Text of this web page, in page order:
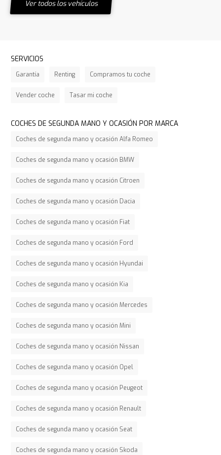
Ver todos los vehículos
SERVICIOS
Garantía Renting Compramos tu coche
Vender coche Tasar mi coche
COCHES DE SEGUNDA MANO Y OCASIÓN POR MARCA
Coches de segunda mano y ocasión Alfa Romeo
Coches de segunda mano y ocasión BMW
Coches de segunda mano y ocasión Citroen
Coches de segunda mano y ocasión Dacia
Coches de segunda mano y ocasión Fiat
Coches de segunda mano y ocasión Ford
Coches de segunda mano y ocasión Hyundai
Coches de segunda mano y ocasión Kia
Coches de segunda mano y ocasión Mercedes
Coches de segunda mano y ocasión Mini
Coches de segunda mano y ocasión Nissan
Coches de segunda mano y ocasión Opel
Coches de segunda mano y ocasión Peugeot
Coches de segunda mano y ocasión Renault
Coches de segunda mano y ocasión Seat
Coches de segunda mano y ocasión Skoda